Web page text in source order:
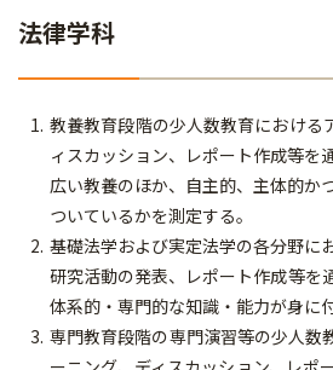
法律学科
教養教育段階の少人数教育における
ィスカッション、レポート作成等を
広い教養のほか、自主的、主体的か
ついているかを測定する。
基礎法学および実定法学の各分野に
研究活動の発表、レポート作成等を
体系的・専門的な知識・能力が身に
専門教育段階の専門演習等の少人数